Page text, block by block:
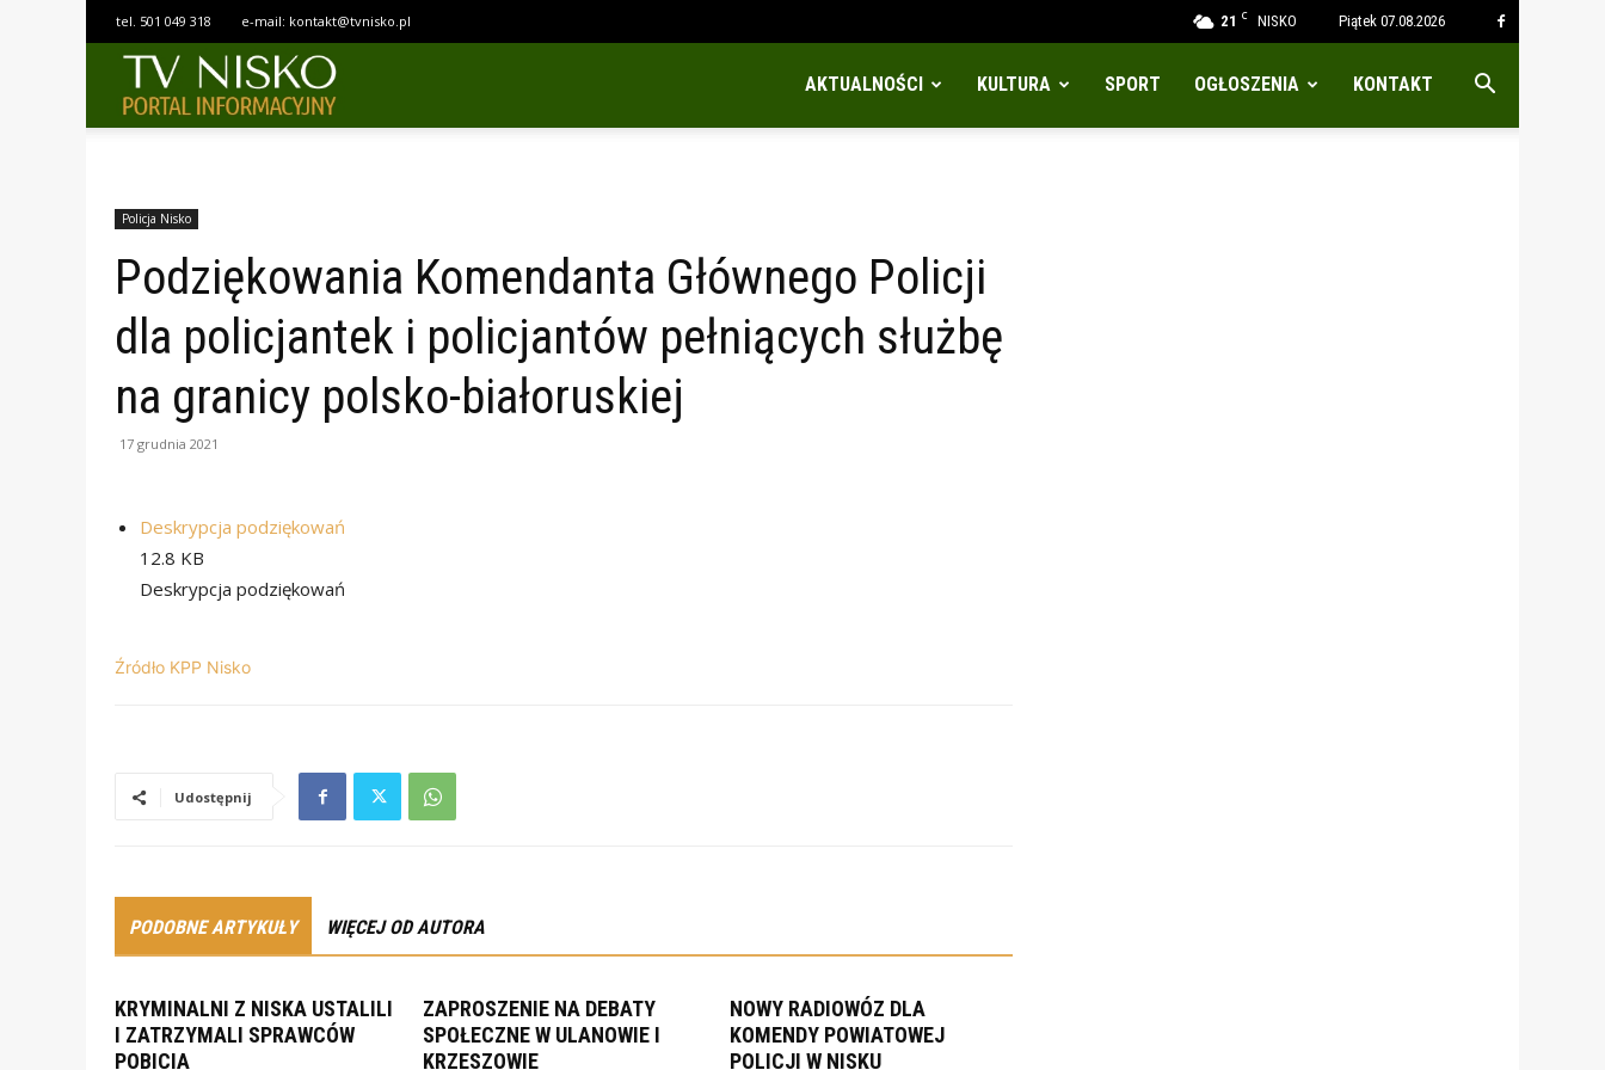
21 C NISKO Piątek 07.08.2026
tel. 501 049 318 e-mail: kontakt@tvnisko.pl
AKTUALNOŚCI KULTURA SPORT OGŁOSZENIA KONTAKT
Policja Nisko
Podziękowania Komendanta Głównego Policji
dla policjantek i policjantów pełniących służbę
na granicy polsko-białoruskiej
17 grudnia 2021
Deskrypcja podziękowań
12.8 KB
Deskrypcja podziękowań
Źródło KPP Nisko
Udostępnij
PODOBNE ARTYKUŁY WIĘCEJ OD AUTORA
KRYMINALNI Z NISKA USTALILI
I ZATRZYMALI SPRAWCÓW
POBICIA
ZAPROSZENIE NA DEBATY
SPOŁECZNE W ULANOWIE I
KRZESZOWIE
NOWY RADIOWÓZ DLA
KOMENDY POWIATOWEJ
POLICJI W NISKU